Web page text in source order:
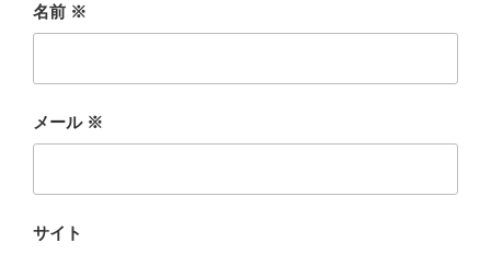
名前 ※
メール ※
サイト